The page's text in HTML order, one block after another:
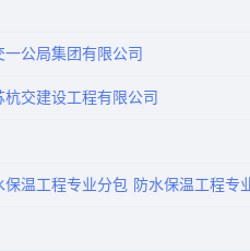
一公局集团有限公司
杭交建设工程有限公司
保温工程专业分包 防水保温工程专